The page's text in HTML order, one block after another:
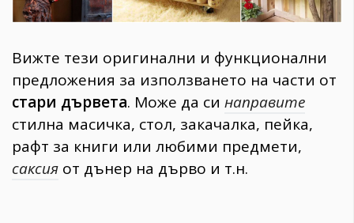
Здраве
Gentlemen
382
Wellness
1817
ПОСЛЕДВАЙТЕ
Вижте тези оригинални и функционални
предложения за използването на части от
стари дървета. Може да си направите
стилна масичка, стол, закачалка, пейка,
рафт за книги или любими предмети,
саксия от дънер на дърво и т.н.